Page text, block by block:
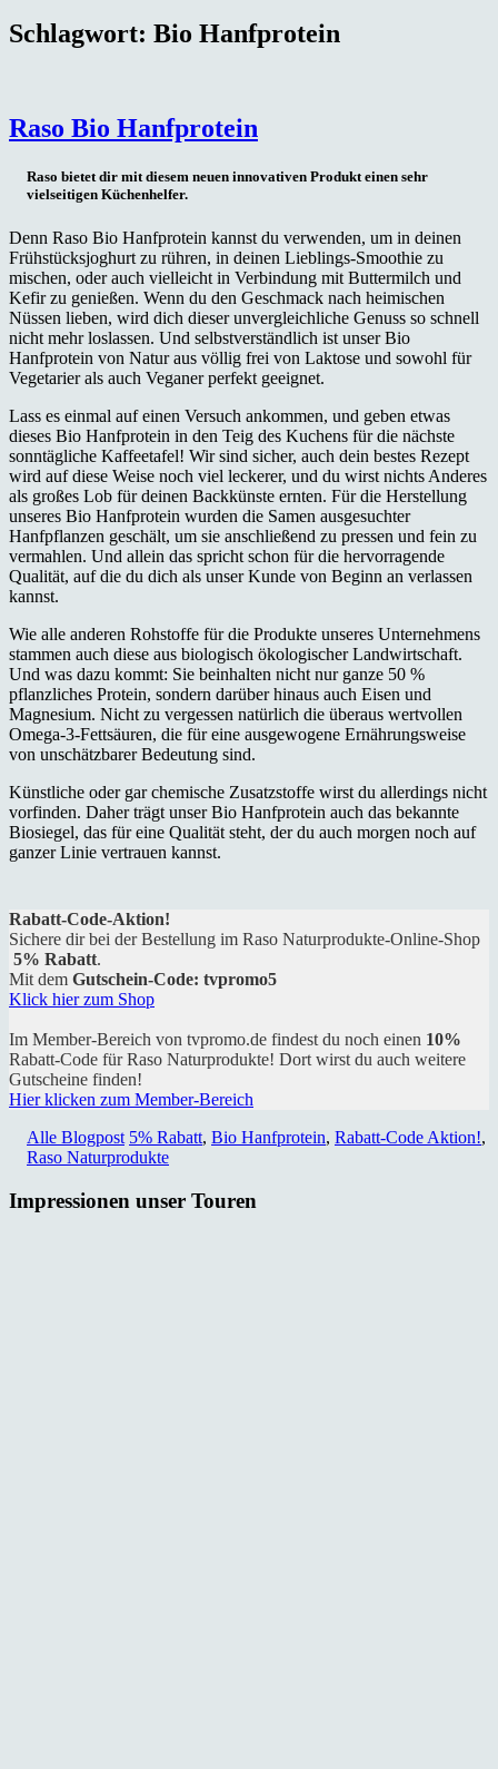
Schlagwort: Bio Hanfprotein
Raso Bio Hanfprotein
Raso bietet dir mit diesem neuen innovativen Produkt einen sehr
vielseitigen Küchenhelfer.
Denn Raso Bio Hanfprotein kannst du verwenden, um in deinen
Frühstücksjoghurt zu rühren, in deinen Lieblings-Smoothie zu
mischen, oder auch vielleicht in Verbindung mit Buttermilch und
Kefir zu genießen. Wenn du den Geschmack nach heimischen
Nüssen lieben, wird dich dieser unvergleichliche Genuss so schnell
nicht mehr loslassen. Und selbstverständlich ist unser Bio
Hanfprotein von Natur aus völlig frei von Laktose und sowohl für
Vegetarier als auch Veganer perfekt geeignet.
Lass es einmal auf einen Versuch ankommen, und geben etwas
dieses Bio Hanfprotein in den Teig des Kuchens für die nächste
sonntägliche Kaffeetafel! Wir sind sicher, auch dein bestes Rezept
wird auf diese Weise noch viel leckerer, und du wirst nichts Anderes
als großes Lob für deinen Backkünste ernten. Für die Herstellung
unseres Bio Hanfprotein wurden die Samen ausgesuchter
Hanfpflanzen geschält, um sie anschließend zu pressen und fein zu
vermahlen. Und allein das spricht schon für die hervorragende
Qualität, auf die du dich als unser Kunde von Beginn an verlassen
kannst.
Wie alle anderen Rohstoffe für die Produkte unseres Unternehmens
stammen auch diese aus biologisch ökologischer Landwirtschaft.
Und was dazu kommt: Sie beinhalten nicht nur ganze 50 %
pflanzliches Protein, sondern darüber hinaus auch Eisen und
Magnesium. Nicht zu vergessen natürlich die überaus wertvollen
Omega-3-Fettsäuren, die für eine ausgewogene Ernährungsweise
von unschätzbarer Bedeutung sind.
Künstliche oder gar chemische Zusatzstoffe wirst du allerdings nicht
vorfinden. Daher trägt unser Bio Hanfprotein auch das bekannte
Biosiegel, das für eine Qualität steht, der du auch morgen noch auf
ganzer Linie vertrauen kannst.
Rabatt-Code-Aktion!
Sichere dir bei der Bestellung im Raso Naturprodukte-Online-Shop
5% Rabatt.
Mit dem Gutschein-Code: tvpromo5
Klick hier zum Shop
Im Member-Bereich von tvpromo.de findest du noch einen 10%
Rabatt-Code für Raso Naturprodukte! Dort wirst du auch weitere
Gutscheine finden!
Hier klicken zum Member-Bereich
Alle Blogpost 5% Rabatt, Bio Hanfprotein, Rabatt-Code Aktion!,
Raso Naturprodukte
Impressionen unser Touren